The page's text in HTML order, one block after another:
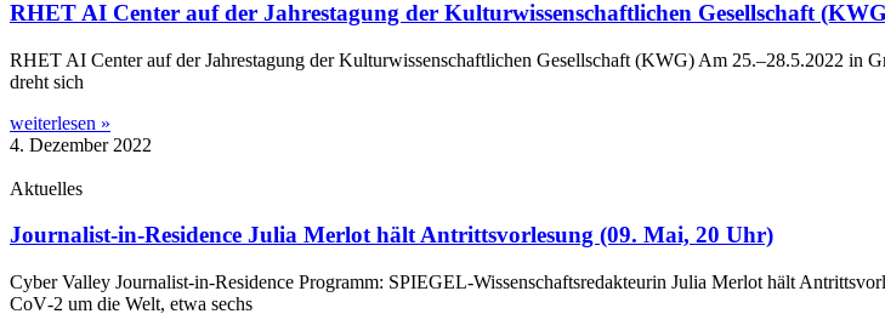
RHET AI Center auf der Jahrestagung der Kulturwissenschaftlichen Gesellschaft
RHET AI Cen­ter auf der Jah­res­ta­gung der Kul­tur­wis­sen­schaft­li­chen Gesell­schaft (KWG) Am 25.–28.5.2022 in
dreht sich
weiterlesen »
4. Dezember 2022
Aktuelles
Journalist-in-Residence Julia Merlot hält Antrittsvorlesung (09. Mai, 20 Uhr)
Cyber Val­ley Jour­na­­list-in-Resi­­dence Pro­gramm: SPIE­­GEL-Wis­­sen­­schafts­­­re­­dak­­teu­rin Julia Mer­lot hält
CoV‑2 um die Welt, etwa sechs